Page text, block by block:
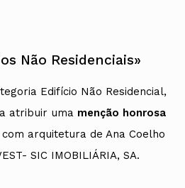
Não Residenciais»
Edifício Não Residencial,
atribuir uma menção honrosa
com arquitetura de Ana Coelho
SIC IMOBILIÁRIA, SA.